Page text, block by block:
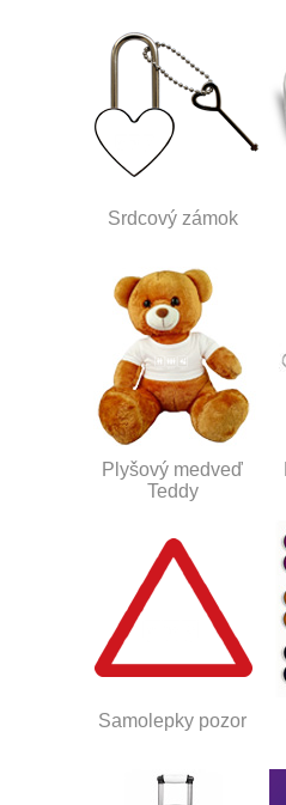
Srdcový zámok
Plyšový medveď
Teddy
Samolepky pozor